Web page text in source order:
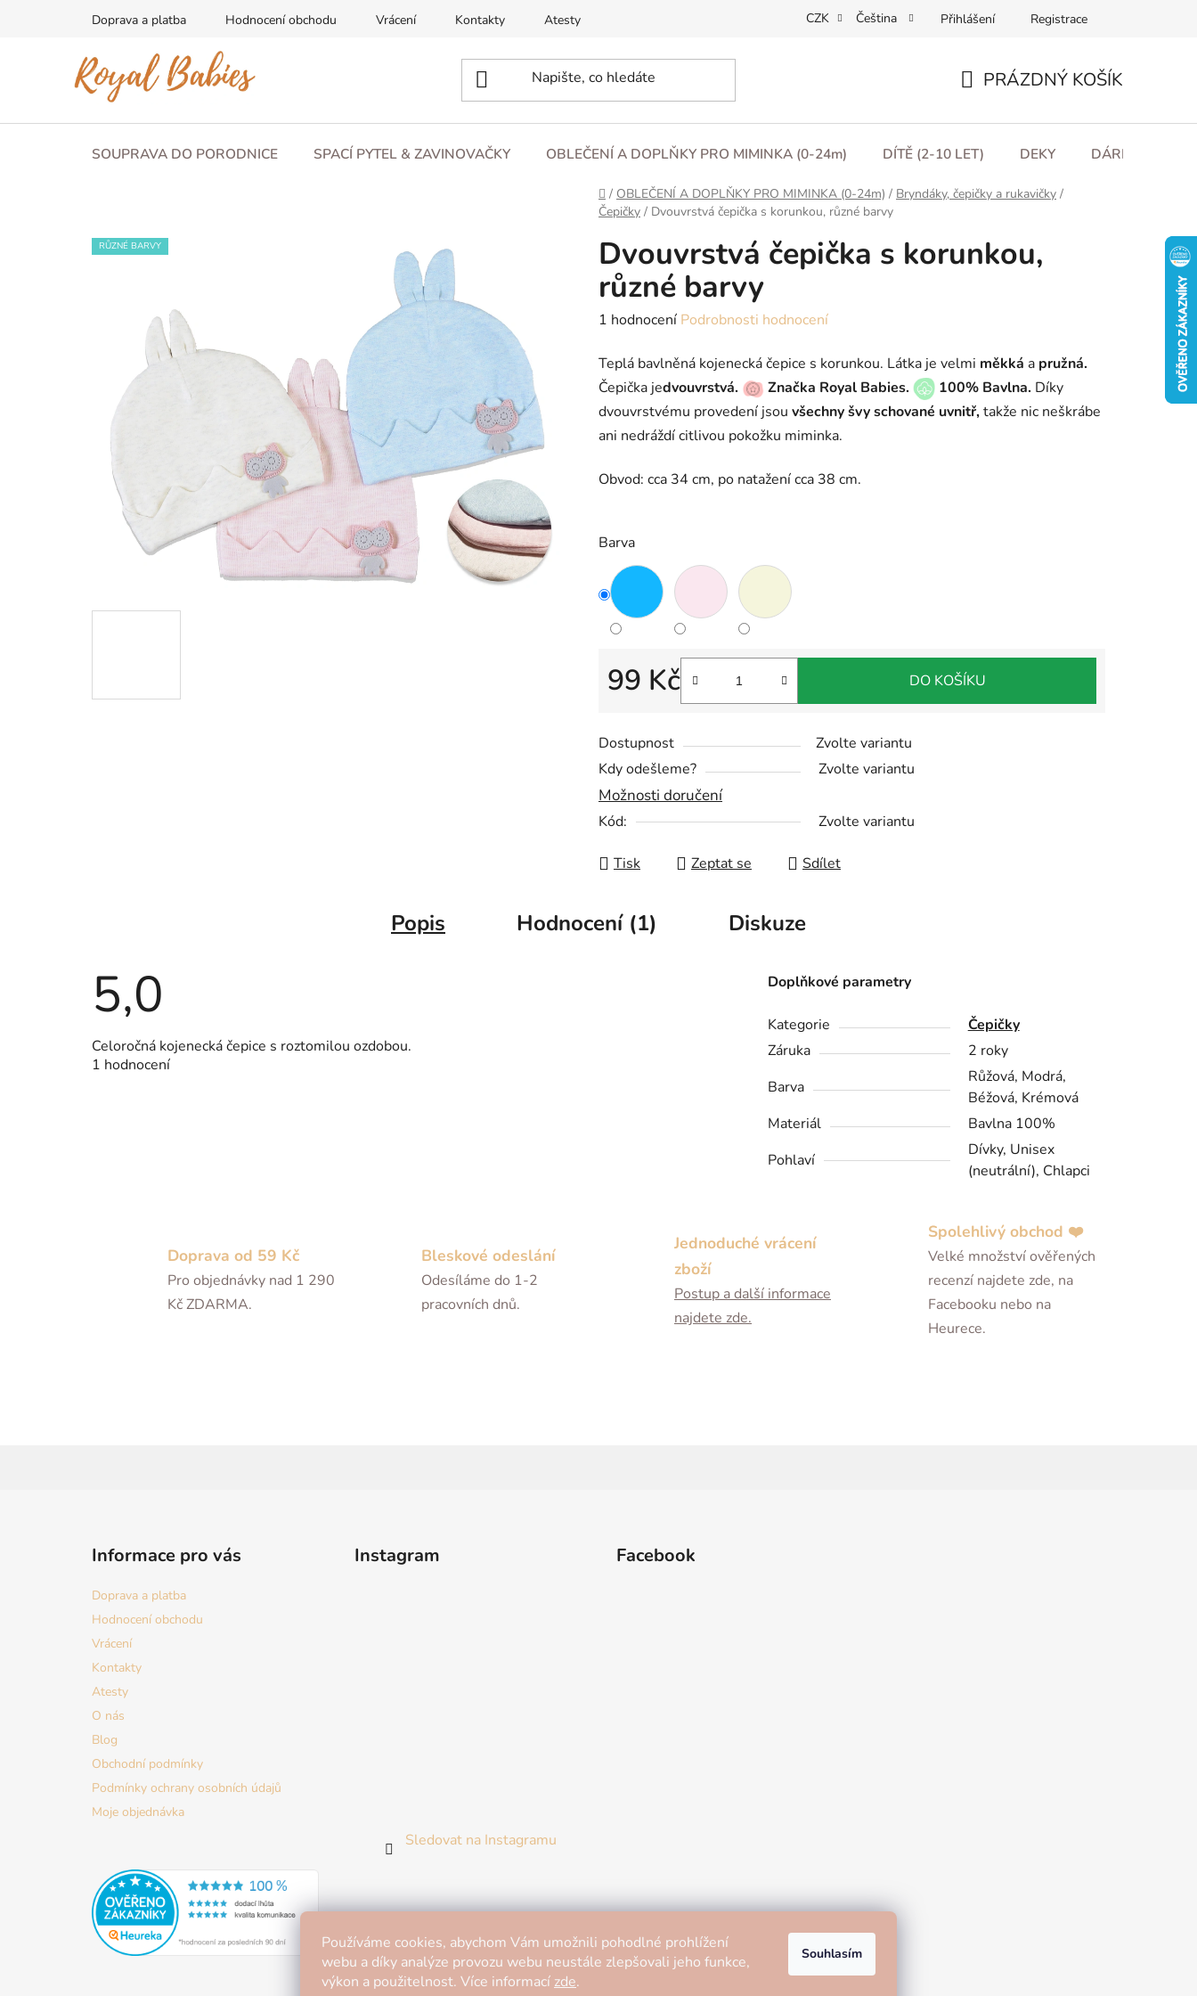
Používáme cookies, abychom Vám umožnili pohodlné prohlížení
webu a díky analýze provozu webu neustále zlepšovali jeho funkce,
výkon a použitelnost. Více informací zde.
Souhlasím
Doprava a platba Hodnocení obchodu Vrácení Kontakty Atesty Obchodní podmínky Podmínky ochrany osobních údajů
CZK Čeština Přihlášení Registrace
KOŠÍK
PRÁZDNÝ KOŠÍK
SOUPRAVA DO PORODNICE SPACÍ PYTEL & ZAVINOVAČKY OBLEČENÍ A DOPLŇKY PRO MIMINKA (0-24m) DÍTĚ (2-10 LET) DEKY DÁRKOVÉ
Domů
/ OBLEČENÍ A DOPLŇKY PRO MIMINKA (0-24m) / Bryndáky, čepičky a rukavičky /
Čepičky / Dvouvrstvá čepička s korunkou, různé barvy
Dvouvrstvá čepička s korunkou,
různé barvy
Průměrné
produktu
je
5,0
z
hvězdiček.
1 hodnocení Podrobnosti hodnocení
Teplá bavlněná kojenecká čepice s korunkou. Látka je velmi měkká a pružná.
Čepička jedvouvrstvá. Značka Royal Babies. 100% Bavlna. Díky
dvouvrstvému provedení jsou všechny švy schované uvnitř,takže nic neškrábe
ani nedráždí citlivou pokožku miminka.
Obvod: cca 34 cm, po natažení cca 38 cm.
Barva
Dostupnost
Zvolte variantu
Kdy odešleme?
Zvolte variantu
Možnosti doručení
Kód: Zvolte variantu
99 Kč
Měrná cena:
DO KOŠÍKU
Tisk Zeptat se Sdílet
RŮZNÉ BARVY
Doprava od 59 Kč
Pro objednávky nad 1 290
Kč ZDARMA.
Bleskové odeslání
Odesíláme do 1-2
pracovních dnů.
Jednoduché vrácení
zboží
Postup a další informace
najdete zde.
Spolehlivý obchod ❤️
Velké množství ověřených
recenzí najdete zde, na
Facebooku nebo na
Heurece.
Popis Hodnocení (1) Diskuze
5,0
Průměrné
hodnocení
produktu
1 hodnocení
Celoročná kojenecká čepice s roztomilou ozdobou.
Doplňkové parametry
Kategorie
Čepičky
Záruka
2 roky
Barva
Růžová, Modrá,
Béžová, Krémová
Materiál
Bavlna 100%
Pohlaví
Dívky, Unisex
(neutrální), Chlapci
Informace pro vás
Doprava a platba
Hodnocení obchodu
Vrácení
Kontakty
Atesty
O nás
Blog
Obchodní podmínky
Podmínky ochrany osobních údajů
Moje objednávka
Instagram
Sledovat na Instagramu
Facebook